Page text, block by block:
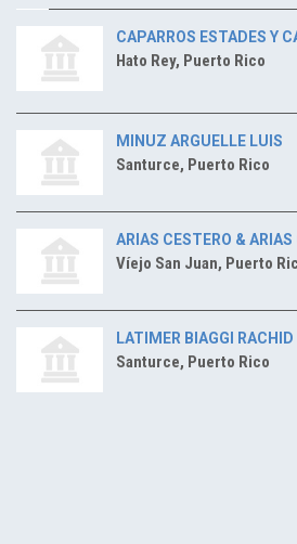
CAPARROS ESTADES Y
Hato Rey, Puerto Rico
MINUZ ARGUELLE LUIS
Santurce, Puerto Rico
ARIAS CESTERO &
Víejo San Juan, Puerto
LATIMER BIAGGI
Santurce, Puerto Rico